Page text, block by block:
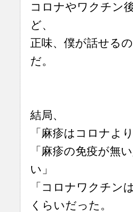
コロナやワクチン
ど、
正味、僕が話せる
だ。
結局、
「麻疹はコロナよ
「麻疹の免疫が無
い」
「コロナワクチン
くらいだった。